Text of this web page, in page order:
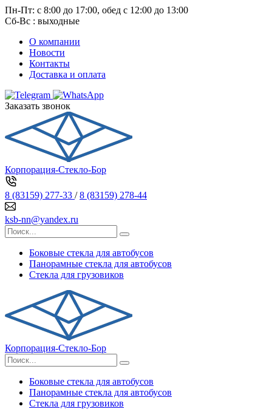
Пн-Пт: с 8:00 до 17:00, обед с 12:00 до 13:00
Сб-Вс : выходные
О компании
Новости
Контакты
Доставка и оплата
Заказать звонок
Корпорация-Стекло-Бор
8 (83159) 277-33 /8 (83159) 278-44
ksb-nn@yandex.ru
Боковые стекла для автобусов
Панорамные стекла для автобусов
Стекла для грузовиков
Корпорация-Стекло-Бор
Боковые стекла для автобусов
Панорамные стекла для автобусов
Стекла для грузовиков